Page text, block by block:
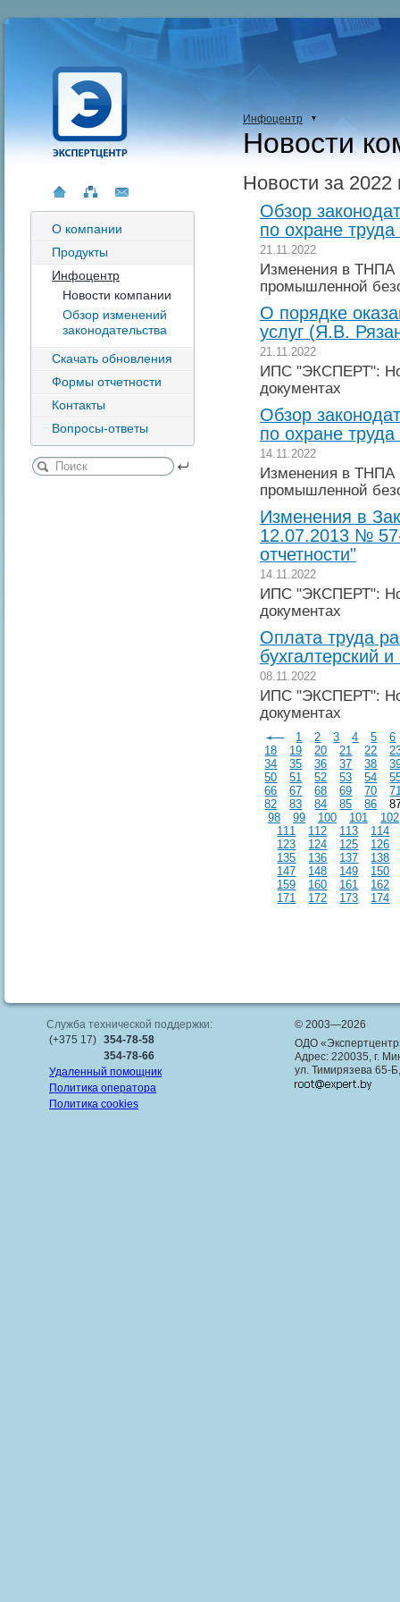
О компании
Продукты
Инфоцентр
Новости компании
Обзор изменений
законодательства
Скачать обновления
Формы отчетности
Контакты
Вопросы-ответы
Инфоцентр
Новости
Новости за 2022
Обзор
по охране
21.11.2022
Изменения в ТНПА
промышленной
О порядке
услуг (Я.В.
21.11.2022
ИПС "ЭКСПЕРТ":
документах
Обзор
по охране
14.11.2022
Изменения в ТНПА
промышленной
Изменения в
12.07.2013 №
отчетности"
14.11.2022
ИПС "ЭКСПЕРТ":
документах
Оплата труда
бухгалтерский
08.11.2022
ИПС "ЭКСПЕРТ":
документах
1 2 3 4 5
6
18
19 20 21 22
34
35 36 37 38
50
51 52 53 54
66
67 68 69 70
82
83 84 85 86
98
99 100 101
102
111
112 113
114
123
124 125
126
135
136 137
138
147
148 149
150
159
160 161
162
171
172 173 174
Служба технической поддержки:
(+375 17) 354-78-58
354-78-66
Удаленный помощник
Политика оператора
Политика cookies
© 2003—2026
ОДО
Адрес: 220035, г.
ул. Тимирязева 65-